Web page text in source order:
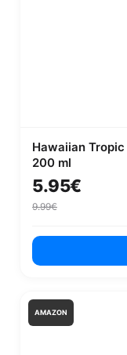
Hawaiian
200 ml
5.95€
9.99€
AMAZON